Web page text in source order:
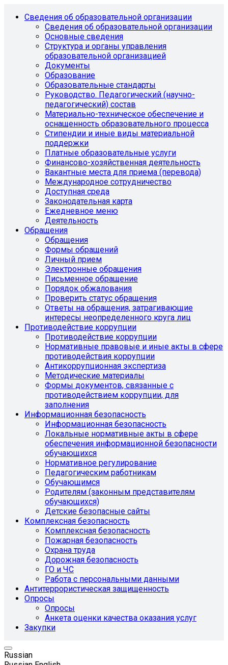
Сведения об образовательной организации
Сведения об образовательной организации
Основные сведения
Структура и органы управления
образовательной организацией
Документы
Образование
Образовательные стандарты
Руководство. Педагогический (научно-
педагогический) состав
Материально-техническое обеспечение и
оснащенность образовательного процесса
Стипендии и иные виды материальной
поддержки
Платные образовательные услуги
Финансово-хозяйственная деятельность
Вакантные места для приема (перевода)
Международное сотрудничество
Доступная среда
Законодательная карта
Ежедневное меню
Деятельность
Обращения
Обращения
Формы обращений
Личный прием
Электронные обращения
Письменное обращение
Порядок обжалования
Проверить статус обращения
Ответы на обращения, затрагивающие
интересы неопределенного круга лиц
Противодействие коррупции
Противодействие коррупции
Нормативные правовые и иные акты в сфере
противодействия коррупции
Антикоррупционная экспертиза
Методические материалы
Формы документов, связанные с
противодействием коррупции, для
заполнения
Информационная безопасность
Информационная безопасность
Локальные нормативные акты в сфере
обеспечения информационной безопасности
обучающихся
Нормативное регулирование
Педагогическим работникам
Обучающимся
Родителям (законным представителям
обучающихся)
Детские безопасные сайты
Комплексная безопасность
Комплексная безопасность
Пожарная безопасность
Охрана труда
Дорожная безопасность
ГО и ЧС
Работа с персональными данными
Антитеррористическая защищенность
Опросы
Опросы
Анкета оценки качества оказания услуг
Закупки
Russian